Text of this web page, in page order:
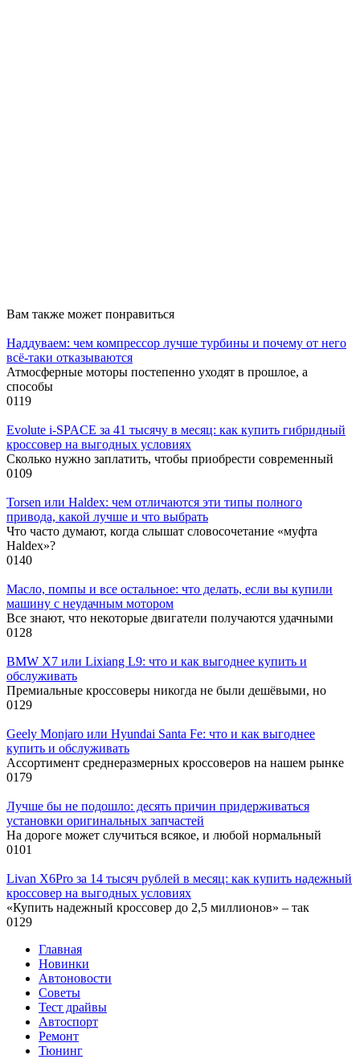
Вам также может понравиться
Наддуваем: чем компрессор лучше турбины и почему от него
всё-таки отказываются
Атмосферные моторы постепенно уходят в прошлое, а
способы
0119
Evolute i-SPACE за 41 тысячу в месяц: как купить гибридный
кроссовер на выгодных условиях
Сколько нужно заплатить, чтобы приобрести современный
0109
Torsen или Haldex: чем отличаются эти типы полного
привода, какой лучше и что выбрать
Что часто думают, когда слышат словосочетание «муфта
Haldex»?
0140
Масло, помпы и все остальное: что делать, если вы купили
машину с неудачным мотором
Все знают, что некоторые двигатели получаются удачными
0128
BMW X7 или Lixiang L9: что и как выгоднее купить и
обслуживать
Премиальные кроссоверы никогда не были дешёвыми, но
0129
Geely Monjaro или Hyundai Santa Fe: что и как выгоднее
купить и обслуживать
Ассортимент среднеразмерных кроссоверов на нашем рынке
0179
Лучше бы не подошло: десять причин придерживаться
установки оригинальных запчастей
На дороге может случиться всякое, и любой нормальный
0101
Livan X6Pro за 14 тысяч рублей в месяц: как купить надежный
кроссовер на выгодных условиях
«Купить надежный кроссовер до 2,5 миллионов» – так
0129
Главная
Новинки
Автоновости
Советы
Тест драйвы
Автоспорт
Ремонт
Тюнинг